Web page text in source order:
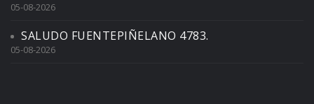
05-08-2026
SALUDO FUENTEPIÑELANO 4783.
05-08-2026